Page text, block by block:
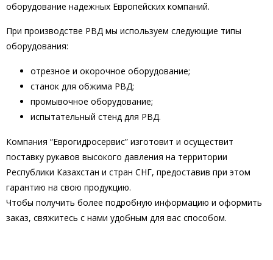
оборудование надежных Европейских компаний.
При производстве РВД мы используем следующие типы
оборудования:
отрезное и окорочное оборудование;
станок для обжима РВД;
промывочное оборудование;
испытательный стенд для РВД.
Компания “Еврогидросервис” изготовит и осуществит
поставку рукавов высокого давления на территории
Республики Казахстан и стран СНГ, предоставив при этом
гарантию на свою продукцию.
Чтобы получить более подробную информацию и оформить
заказ, свяжитесь с нами удобным для вас способом.